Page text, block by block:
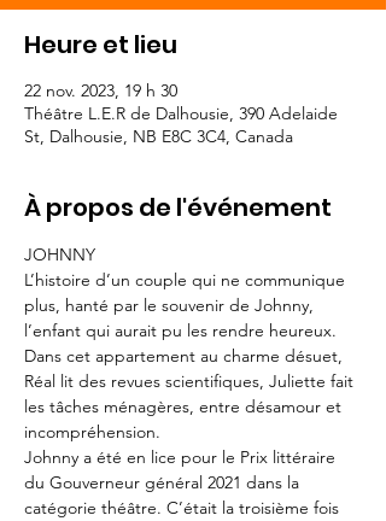
Heure et lieu
22 nov. 2023, 19 h 30
Théâtre L.E.R de Dalhousie, 390 Adelaide
St, Dalhousie, NB E8C 3C4, Canada
À propos de l'événement
JOHNNY
L’histoire d’un couple qui ne communique
plus, hanté par le souvenir de Johnny,
l’enfant qui aurait pu les rendre heureux.
Dans cet appartement au charme désuet,
Réal lit des revues scientifiques, Juliette fait
les tâches ménagères, entre désamour et
incompréhension.
Johnny a été en lice pour le Prix littéraire
du Gouverneur général 2021 dans la
catégorie théâtre. C’était la troisième fois